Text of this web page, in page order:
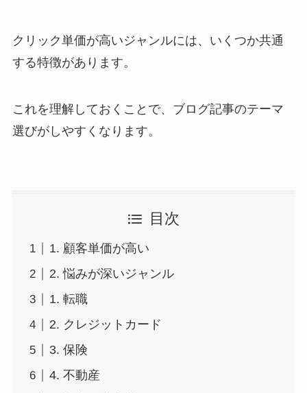
クリック単価が高いジャンルには、いくつか共通
する特徴があります。
これを理解しておくことで、ブログ記事のテーマ
選びがしやすくなります。
目次
1. 顧客単価が高い
2. 悩みが深いジャンル
1. 転職
2. クレジットカード
3. 保険
4. 不動産